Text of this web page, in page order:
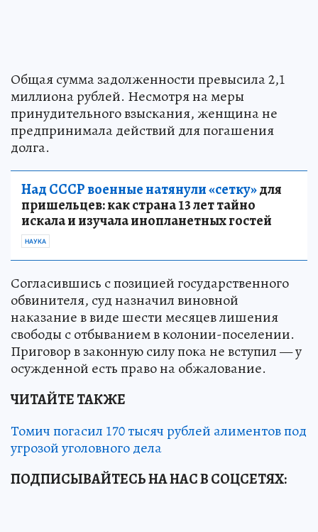
Общая сумма задолженности превысила 2,1
миллиона рублей. Несмотря на меры
принудительного взыскания, женщина не
предпринимала действий для погашения
долга.
Над СССР военные натянули «сетку»для
пришельцев: как страна 13 лет тайно
искала и изучала инопланетных гостей
НАУКА
Согласившись с позицией государственного
обвинителя, суд назначил виновной
наказание в виде шести месяцев лишения
свободы с отбыванием в колонии-поселении.
Приговор в законную силу пока не вступил — у
осужденной есть право на обжалование.
ЧИТАЙТЕ ТАКЖЕ
Томич погасил 170 тысяч рублей алиментов под
угрозой уголовного дела
ПОДПИСЫВАЙТЕСЬ НА НАС В СОЦСЕТЯХ: